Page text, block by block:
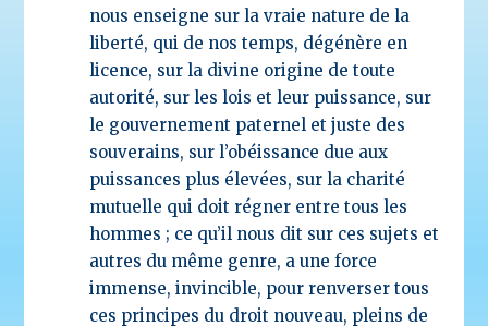
nous enseigne sur la vraie nature de la
liberté, qui de nos temps, dégénère en
licence, sur la divine origine de toute
autorité, sur les lois et leur puissance, sur
le gouvernement paternel et juste des
souverains, sur l’obéissance due aux
puissances plus élevées, sur la charité
mutuelle qui doit régner entre tous les
hommes ; ce qu’il nous dit sur ces sujets et
autres du même genre, a une force
immense, invincible, pour renverser tous
ces principes du droit nouveau, pleins de